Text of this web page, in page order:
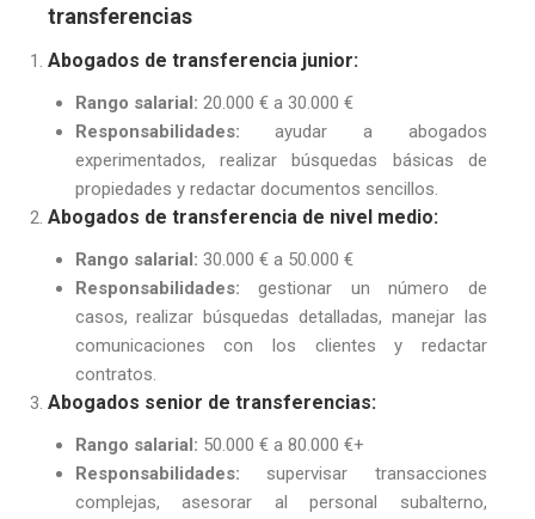
transferencias
Abogados de transferencia junior:
Rango salarial: 20.000 € a 30.000 €
Responsabilidades: ayudar a abogados
experimentados, realizar búsquedas básicas de
propiedades y redactar documentos sencillos.
Abogados de transferencia de nivel medio:
Rango salarial: 30.000 € a 50.000 €
Responsabilidades: gestionar un número de
casos, realizar búsquedas detalladas, manejar las
comunicaciones con los clientes y redactar
contratos.
Abogados senior de transferencias:
Rango salarial: 50.000 € a 80.000 €+
Responsabilidades: supervisar transacciones
complejas, asesorar al personal subalterno,